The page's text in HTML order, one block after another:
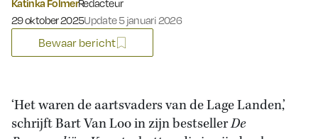
Katinka FolmerRedacteur
Gepubliceerd op:
29 oktober 2025Update 5 januari 2026
Bewaar bericht
‘Het waren de aartsvaders van de Lage Landen,’
schrijft Bart Van Loo in zijn bestsellerDe